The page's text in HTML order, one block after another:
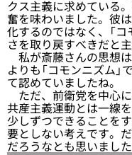
クス主義に求めている
奮を味わいました。彼
化するのではなく、「コ
さを取り戻すべきだと
私が斎藤さんの思想は
よりも「コモンニズム
て認めていましたね。
ただ、前衛党を中心
共産主義運動とは一線
少しずつできることを
要としない考えです。
だろうなとも思いました